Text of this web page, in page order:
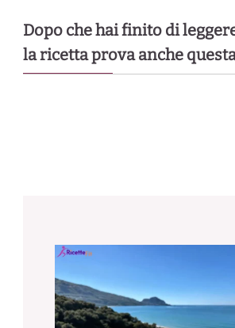
Dopo che hai finito di
la ricetta prova anche